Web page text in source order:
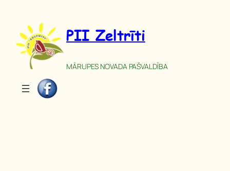
saturu
PII Zeltrīti
MĀRUPES NOVADA PAŠVALDĪBA